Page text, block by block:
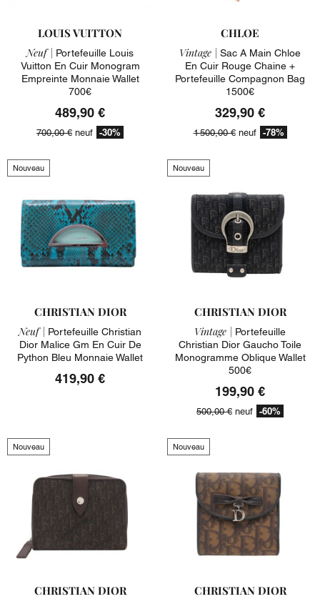
LOUIS VUITTON
Neuf | Portefeuille Louis
Vuitton En Cuir Monogram
Empreinte Monnaie Wallet
700€
489,90 €
700,00 € neuf -30%
CHLOE
Vintage | Sac A Main Chloe
En Cuir Rouge Chaine +
Portefeuille Compagnon Bag
1500€
329,90 €
1 500,00 €neuf -78%
Nouveau
CHRISTIAN DIOR
Neuf | Portefeuille Christian
Dior Malice Gm En Cuir De
Python Bleu Monnaie Wallet
419,90 €
Nouveau
CHRISTIAN DIOR
Vintage | Portefeuille
Christian Dior Gaucho Toile
Monogramme Oblique Wallet
500€
199,90 €
500,00 € neuf -60%
Nouveau
CHRISTIAN DIOR
Nouveau
CHRISTIAN DIOR